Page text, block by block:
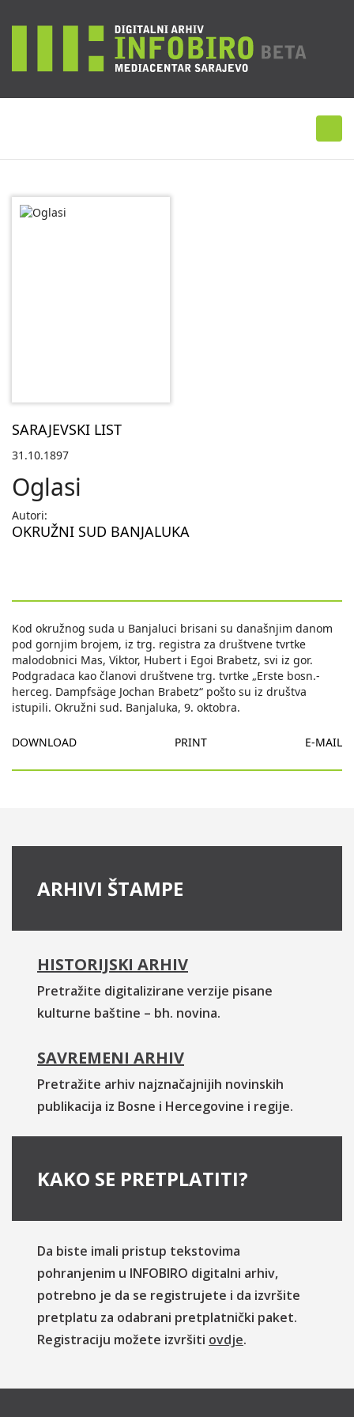
SARAJEVSKI LIST
31.10.1897
Oglasi
Autori:
OKRUŽNI SUD BANJALUKA
Kod okružnog suda u Banjaluci brisani su današnjim danom
pod gornjim brojem, iz trg. registra za društvene tvrtke
malodobnici Mas, Viktor, Hubert i Egoi Brabetz, svi iz gor.
Podgradaca kao članovi društvene trg. tvrtke „Erste bosn.-
herceg. Dampfsäge Jochan Brabetz“ pošto su iz društva
istupili. Okružni sud. Banjaluka, 9. oktobra.
DOWNLOAD PRINT E-MAIL
ARHIVI ŠTAMPE
HISTORIJSKI ARHIV
Pretražite digitalizirane verzije pisane
kulturne baštine – bh. novina.
SAVREMENI ARHIV
Pretražite arhiv najznačajnijih novinskih
publikacija iz Bosne i Hercegovine i regije.
KAKO SE PRETPLATITI?
Da biste imali pristup tekstovima
pohranjenim u INFOBIRO digitalni arhiv,
potrebno je da se registrujete i da izvršite
pretplatu za odabrani pretplatnički paket.
Registraciju možete izvršiti ovdje.